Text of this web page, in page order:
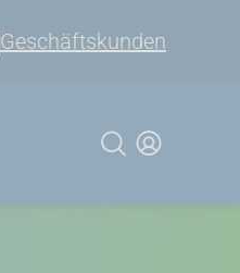
Geschäftskunden